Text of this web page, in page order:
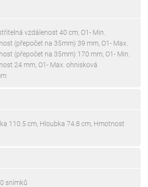
vzdálenost 40 cm, O1- Min.
(přepočet na 35mm) 39 mm, O1- Max.
(přepočet na 35mm) 170 mm, O1- Min.
24 mm, O1- Max. ohnisková
110.5 cm, Hloubka 74.8 cm, Hmotnost
snímků